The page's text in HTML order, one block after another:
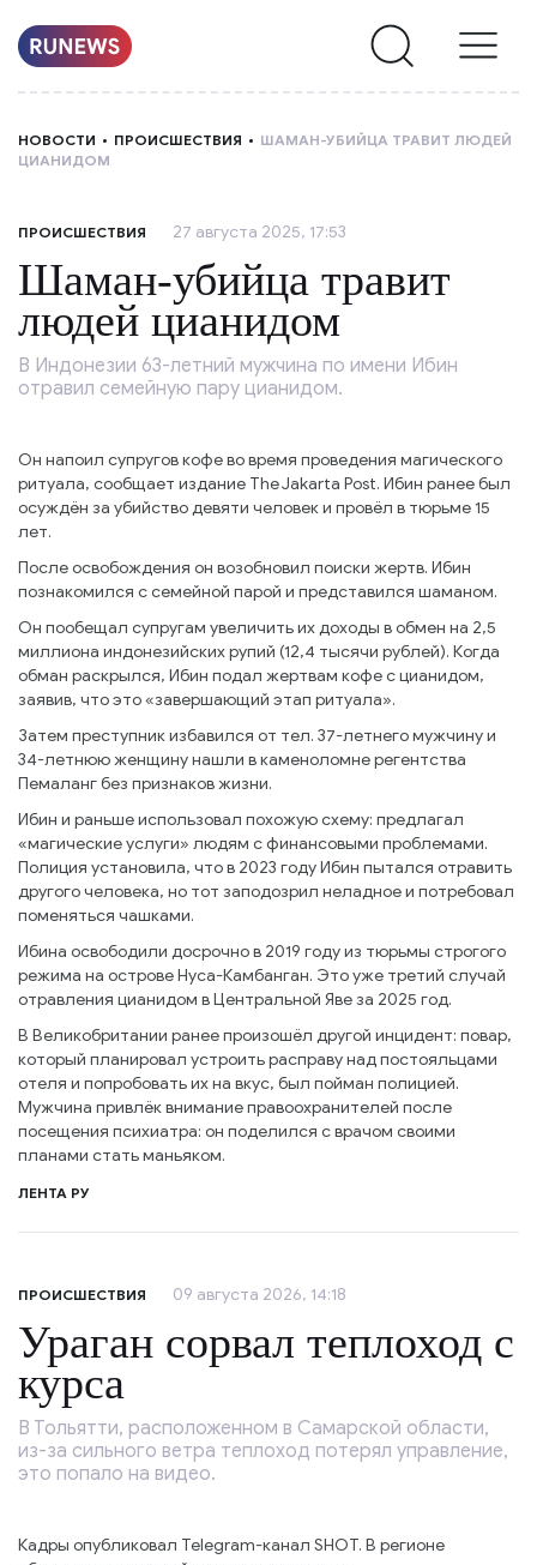
О
НОВОСТИ ПРОИСШЕСТВИЯ
ШАМАН-УБИЙЦА ТРАВИТ ЛЮДЕЙ
ЦИАНИДОМ
ПРОИСШЕСТВИЯ 27 августа 2025, 17:53
Шаман-убийца травит
людей цианидом
В Индонезии 63-летний мужчина по имени Ибин
отравил семейную пару цианидом.
Он напоил супругов кофе во время проведения магического
ритуала, сообщает издание The Jakarta Post. Ибин ранее был
осуждён за убийство девяти человек и провёл в тюрьме 15
лет.
После освобождения он возобновил поиски жертв. Ибин
познакомился с семейной парой и представился шаманом.
Он пообещал супругам увеличить их доходы в обмен на 2,5
миллиона индонезийских рупий (12,4 тысячи рублей). Когда
обман раскрылся, Ибин подал жертвам кофе с цианидом,
заявив, что это «завершающий этап ритуала».
Затем преступник избавился от тел. 37-летнего мужчину и
34-летнюю женщину нашли в каменоломне регентства
Пемаланг без признаков жизни.
Ибин и раньше использовал похожую схему: предлагал
«магические услуги» людям с финансовыми проблемами.
Полиция установила, что в 2023 году Ибин пытался отравить
другого человека, но тот заподозрил неладное и потребовал
поменяться чашками.
Ибина освободили досрочно в 2019 году из тюрьмы строгого
режима на острове Нуса-Камбанган. Это уже третий случай
отравления цианидом в Центральной Яве за 2025 год.
В Великобритании ранее произошёл другой инцидент: повар,
который планировал устроить расправу над постояльцами
отеля и попробовать их на вкус, был пойман полицией.
Мужчина привлёк внимание правоохранителей после
посещения психиатра: он поделился с врачом своими
планами стать маньяком.
ЛЕНТА РУ
ПРОИСШЕСТВИЯ 09 августа 2026, 14:18
Ураган сорвал теплоход с
курса
В Тольятти, расположенном в Самарской области,
из-за сильного ветра теплоход потерял управление,
это попало на видео.
Кадры опубликовал Telegram-канал SHOT. В регионе